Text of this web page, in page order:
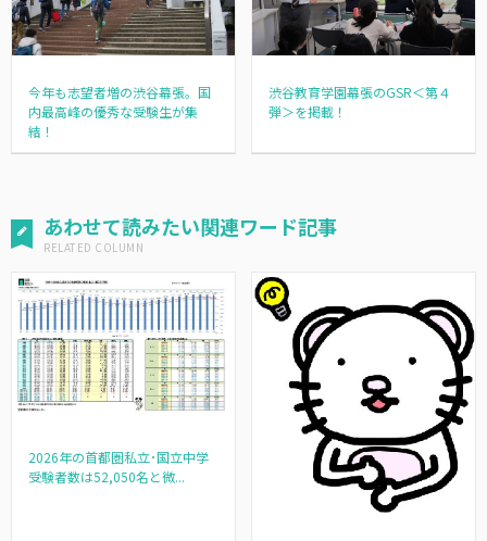
今年も志望者増の渋谷幕張。国
内最高峰の優秀な受験生が集
結！
渋谷教育学園幕張のGSR＜第４
弾＞を掲載！
あわせて読みたい関連ワード記事
2026年の首都圏私立･国立中学
受験者数は52,050名と微...